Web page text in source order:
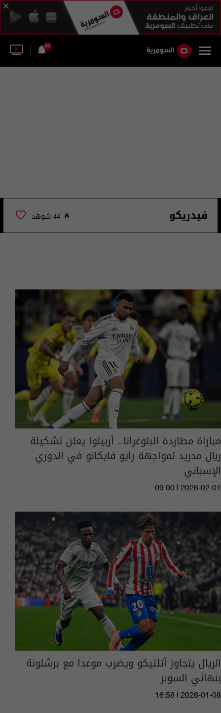
50
فيدريكو 44 شوهد
مباراة مطاردة البلوغرانا.. أربيلوا يعلن تشكيلة
ريال مدريد لمواجهة رايو فايكانو في الدوري
الإسباني
09:00 | 2026-02-01
الريال يتجاوز أتلتيكو ويضرب موعدا مع برشلونة
بنهائي السوبر
16:58 | 2026-01-08